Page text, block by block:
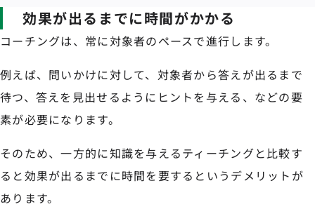
効果が出るまでに時間がかかる
コーチングは、常に対象者のペースで進行します。
例えば、問いかけに対して、対象者から答えが出るまで
待つ、答えを見出せるようにヒントを与える、などの要
素が必要になります。
そのため、一方的に知識を与えるティーチングと比較す
ると効果が出るまでに時間を要するというデメリットが
あります。